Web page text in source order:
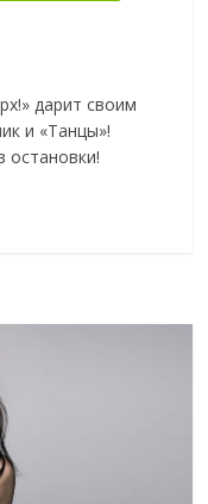
дарит своим
и «Танцы»!
остановки!